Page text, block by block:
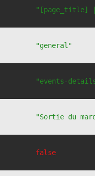
"general"
"events-
"Sortie du
false